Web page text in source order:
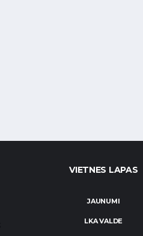
VIETNES LAPAS
JAUNUMI
LKA VALDE